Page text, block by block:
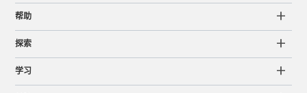
帮助
探索
学习